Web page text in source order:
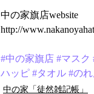
中の家旗店website
http://
#中の家旗店 #マスク
ハッピ #タオル #の
中の家「徒然雑記帳」